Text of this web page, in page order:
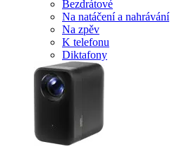
Bezdrátové
Na natáčení a nahrávání
Na zpěv
K telefonu
Diktafony